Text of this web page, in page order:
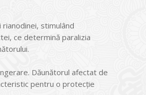
stimulând
ce determină paralizia
Dăunătorul afectat de
pentru o protecție